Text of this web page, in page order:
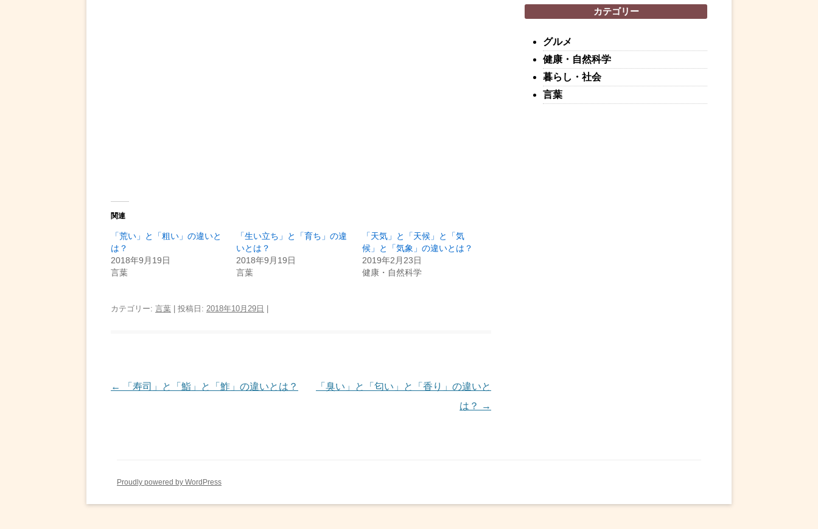
関連
「荒い」と「粗い」の違いと
は？
2018年9月19日
言葉
「生い立ち」と「育ち」の違
いとは？
2018年9月19日
言葉
「天気」と「天候」と「気
候」と「気象」の違いとは？
2019年2月23日
健康・自然科学
カテゴリー: 言葉 | 投稿日: 2018年10月29日
投
ー
シ
← 「寿司」と「鮨」と「鮓」の違いとは？
「臭い」と「匂い」と「香り」の違いと
は？
→
カテゴリー
グルメ
健康・自然科学
暮らし・社会
言葉
Proudly powered by WordPress